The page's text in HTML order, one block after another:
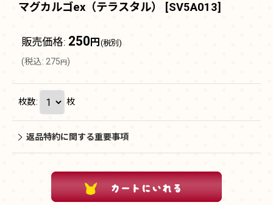
マグカルゴex（テラスタル） [SV5A013]
販売価格: 250 円 (税別)
(税込: 275 円 )
枚数: 枚
返品特約に関する重要事項